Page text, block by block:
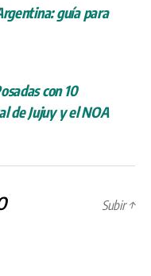
guía para
con 10
de Jujuy y el NOA
Subir↑